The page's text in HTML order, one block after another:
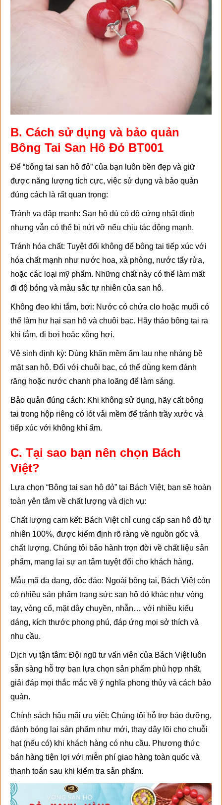
B. Cách sử dụng và bảo quản
Bông Tai San Hô Đỏ BT001
Để “bông tai san hô đỏ” của bạn luôn bền đẹp và giữ
được năng lượng tích cực, việc sử dụng và bảo quản
đúng cách là rất quan trọng:
Tránh va đập mạnh: San hô dù có độ cứng nhất định
nhưng vẫn có thể bị nứt vỡ nếu chịu tác động mạnh.
Tránh hóa chất: Tuyệt đối không để bông tai tiếp xúc với
hóa chất mạnh như nước hoa, xà phòng, nước tẩy rửa,
hoặc các loại mỹ phẩm. Những chất này có thể làm mất
đi độ bóng và màu sắc tự nhiên của san hô.
Không đeo khi tắm, bơi: Nước có chứa clo hoặc muối có
thể làm hư hại san hô và chuôi bạc. Hãy tháo bông tai ra
khi tắm, đi bơi hoặc xông hơi.
Vệ sinh định kỳ: Dùng khăn mềm ẩm lau nhẹ nhàng bề
mặt san hô. Đối với chuôi bạc, có thể dùng kem đánh
răng hoặc nước chanh pha loãng để làm sáng.
Bảo quản đúng cách: Khi không sử dụng, hãy cất bông
tai trong hộp riêng có lót vải mềm để tránh trầy xước và
tiếp xúc với không khí ẩm.
C. Tại sao bạn nên chọn Bách
Việt?
Lựa chọn “Bông tai san hô đỏ” tại Bách Việt, bạn sẽ hoàn
toàn yên tâm về chất lượng và dịch vụ:
Chất lượng cam kết: Bách Việt chỉ cung cấp san hô đỏ tự
nhiên 100%, được kiểm định rõ ràng về nguồn gốc và
chất lượng. Chúng tôi bảo hành trọn đời về chất liệu sản
phẩm, mang lại sự an tâm tuyệt đối cho khách hàng.
Mẫu mã đa dạng, độc đáo: Ngoài bông tai, Bách Việt còn
có nhiều sản phẩm trang sức san hô đỏ khác như vòng
tay, vòng cổ, mặt dây chuyền, nhẫn… với nhiều kiểu
dáng, kích thước phong phú, đáp ứng mọi sở thích và
nhu cầu.
Dịch vụ tận tâm: Đội ngũ tư vấn viên của Bách Việt luôn
sẵn sàng hỗ trợ bạn lựa chọn sản phẩm phù hợp nhất,
giải đáp mọi thắc mắc về ý nghĩa phong thủy và cách bảo
quản.
Chính sách hậu mãi ưu việt: Chúng tôi hỗ trợ bảo dưỡng,
đánh bóng lại sản phẩm như mới, thay dây lõi cho chuỗi
hạt (nếu có) khi khách hàng có nhu cầu. Phương thức
bán hàng tiện lợi với miễn phí giao hàng toàn quốc và
thanh toán sau khi kiểm tra sản phẩm.